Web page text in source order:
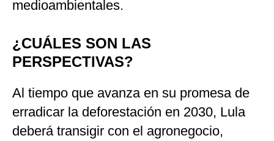
medioambientales.
¿CUÁLES SON LAS
PERSPECTIVAS?
Al tiempo que avanza en su promesa de
erradicar la deforestación en 2030, Lula
deberá transigir con el agronegocio,